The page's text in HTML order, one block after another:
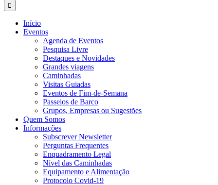
Início
Eventos
Agenda de Eventos
Pesquisa Livre
Destaques e Novidades
Grandes viagens
Caminhadas
Visitas Guiadas
Eventos de Fim-de-Semana
Passeios de Barco
Grupos, Empresas ou Sugestões
Quem Somos
Informações
Subscrever Newsletter
Perguntas Frequentes
Enquadramento Legal
Nível das Caminhadas
Equipamento e Alimentação
Protocolo Covid-19